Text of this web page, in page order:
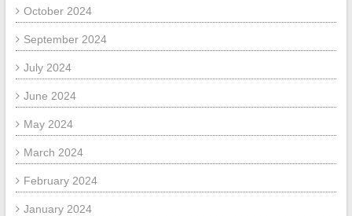
October 2024
September 2024
July 2024
June 2024
May 2024
March 2024
February 2024
January 2024